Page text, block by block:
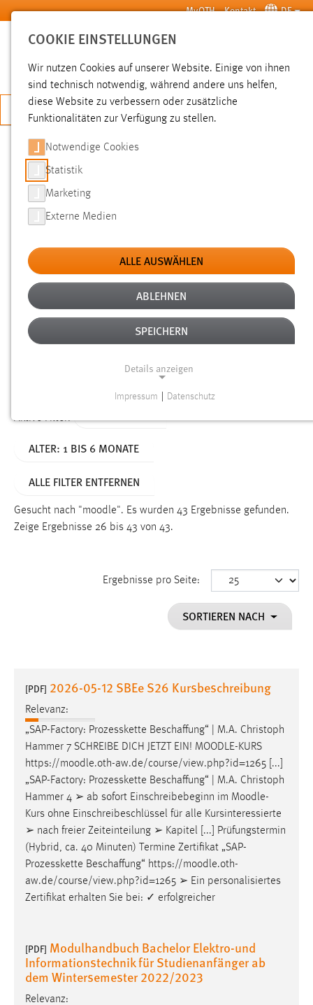
Zum Hauptinhalt springen MyOTH Kontakt DE
SUCHE
JETZT BEWERBEN
SUCHE
FILTER
Typ
Erstellungsdatum
Alter
Aktive Filter:
ALTER: 1 BIS 6 MONATE
ALLE FILTER ENTFERNEN
Gesucht nach "moodle". Es wurden 43 Ergebnisse gefunden.
Zeige Ergebnisse 26 bis 43 von 43.
Ergebnisse pro Seite:
SORTIEREN NACH
[PDF] 2026-05-12 SBEe S26 Kursbeschreibung
Relevanz:
„SAP-Factory: Prozesskette Beschaffung“ | M.A. Christoph
Hammer 7 SCHREIBE DICH JETZT EIN! MOODLE-KURS
https://moodle.oth-aw.de/course/view.php?id=1265 [...]
„SAP-Factory: Prozesskette Beschaffung“ | M.A. Christoph
Hammer 4 ➢ ab sofort Einschreibebeginn im Moodle-
Kurs ohne Einschreibeschlüssel für alle Kursinteressierte
➢ nach freier Zeiteinteilung ➢ Kapitel [...] Prüfungstermin
(Hybrid, ca. 40 Minuten) Termine Zertifikat „SAP-
Prozesskette Beschaffung“ https://moodle.oth-
aw.de/course/view.php?id=1265 ➢ Ein personalisiertes
Zertifikat erhalten Sie bei: ✓ erfolgreicher
[PDF] Modulhandbuch Bachelor Elektro-und
Informationstechnik für Studienanfänger ab
dem Wintersemester 2022/2023
Relevanz:
COOKIE EINSTELLUNGEN
Wir nutzen Cookies auf unserer Website. Einige von ihnen
sind technisch notwendig, während andere uns helfen,
diese Website zu verbessern oder zusätzliche
Funktionalitäten zur Verfügung zu stellen.
Notwendige Cookies
Statistik
Marketing
Externe Medien
ALLE AUSWÄHLEN
ABLEHNEN
SPEICHERN
Details anzeigen
Funktionen und sind für die einwandfreie Funktion der
Name:
Dieser Cookie speichert die ausgewählten Einverständnis-
Performance
Name:
staticfilecache
Zweck:
Für performante Seitenauslieferung wird in diesem Cookie
gespeichert, ob man eingeloggt ist.
Sprachpräferenz
Name:
site-language-preference
Zweck:
Das Cookie speichert die gewählte Sprache der Website.
30 Tage
Chat
Impressum Datenschutz